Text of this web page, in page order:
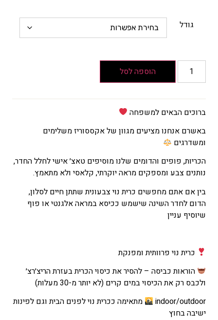
גודל
הוספה לסל
ברוכים הבאים למשפחה
באשרם אנחנו מציעים מגוון של אקססוריז משלימים
ומשדרגים
הכריות, פופים והדומים שלנו מוסיפים טאצ׳ אישי לחלל החדר,
נותנים צבע ומספקים מראה יוקרתי, קלאסי ולא מתאמץ.
בין אם אתם מחפשים כרית נוי צבעונית שתתן חיים לסלון,
הדום לחדר השינה שישמש ככיסא במראה אלגנטי או פוף
שיוסיף עניין
כרית נוי פרוותית ומפנקת
הוראות כביסה – להסיר את כיסוי הכרית בעזרת הריצ׳רצ׳
ולכבס רק את הכיסוי במים קרים (לא יותר מ-30 מעלות)
indoor/outdoor
מתאימה ככרית נוי לפנים הבית וגם לפינות
ישיבה בחוץ